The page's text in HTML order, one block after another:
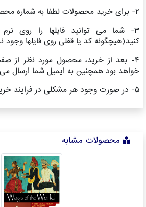
۳- شما می توانید فایلها را روی نرم
کنید(هیچگونه کد یا قفلی روی فایلها وجود
۴- بعد از خرید، محصول مورد نظر از
خواهد بود همچنین به ایمیل شما ارسال می
محصولات مشابه